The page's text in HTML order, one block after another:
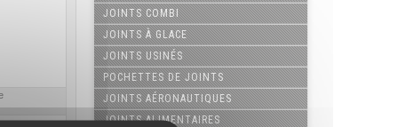
JOINTS COMBI
JOINTS À GLACE
JOINTS USINÉS
POCHETTES DE JOINTS
JOINTS AÉRONAUTIQUES
JOINTS ALIMENTAIRES